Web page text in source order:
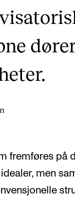
fremføres på
men